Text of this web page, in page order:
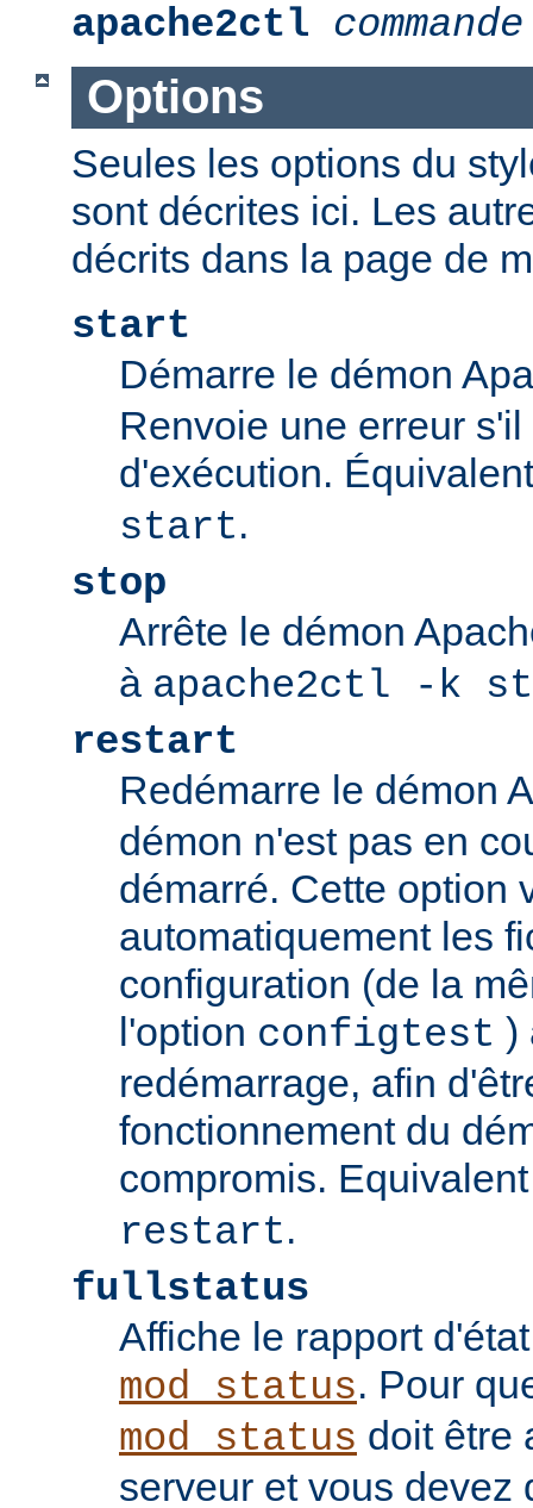
apache2ctl commande
Options
Seules les options du
sont décrites ici. Les
décrits dans la page de
start
Démarre le démon
Renvoie une erreur
d'exécution.
start.
stop
Arrête le démon
à apache2ctl -k
restart
Redémarre le démon
démon n'est pas en
démarré. Cette option
automatiquement les
configuration (de la
l'option configtest )
redémarrage, afin
fonctionnement du
compromis.
restart.
fullstatus
Affiche le rapport
mod_status. Pour
mod_status doit être
serveur et vous devez